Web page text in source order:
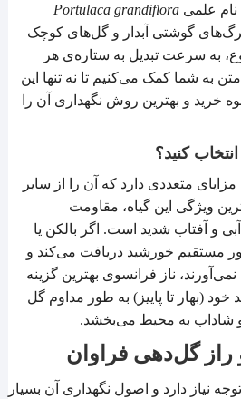
نام علمی Portulaca grandiflora
گوشتی آبدار و گل‌های کوچک
به سرعت تبدیل به ستاره‌ی هر
به شما کمک می‌کنیم تا نه تنها این
خرید و بهترین روش نگهداری آن را
کنید؟
مزایای متعددی دارد که آن را از سایر
ویژگی این گیاه، مقاومت
و آفتاب شدید است. اگر بالکن یا
مستقیم خورشید دریافت می‌کند و
ناز فرانسوی بهترین گزینه
(بهار تا پاییز) به طور مداوم گل
شاداب به محیط می‌بخشد.
گل‌دهی فراوان
نیاز دارد و اصول نگهداری آن بسیار